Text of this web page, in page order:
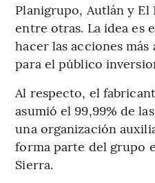
Planigrupo, Autlán y El
entre otras. La idea es
hacer las acciones
para el público
Al respecto, el
asumió el 99,99% de
una organización
forma parte del grupo
Sierra.